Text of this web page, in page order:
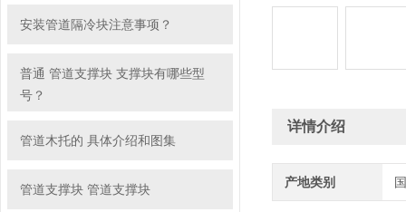
安装管道隔冷块注意事项？
普通 管道支撑块 支撑块有哪些型
号？
管道木托的 具体介绍和图集
管道支撑块 管道支撑块
详情介绍
产地类别